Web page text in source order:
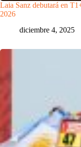
Laia Sanz debutará en
2026
diciembre 4, 2025